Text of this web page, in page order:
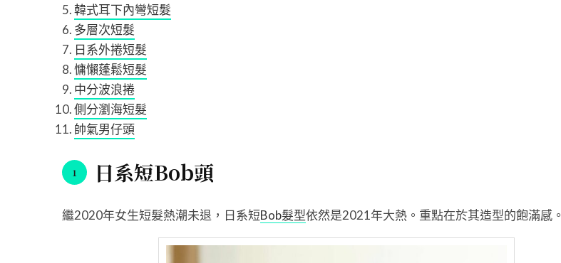
韓式耳下內彎短髮
多層次短髮
日系外捲短髮
慵懶蓬鬆短髮
中分波浪捲
側分瀏海短髮
帥氣男仔頭
日系短Bob頭
繼2020年女生短髮熱潮未退，日系短Bob髮型依然是2021年大熱。重點在於其造型的飽滿感。